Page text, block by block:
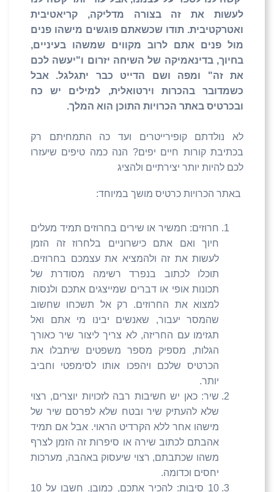
לעשות את זה בצורה מדליקה, קריאטיבית
ואטרקטיבית. תודו שכשאתם פוגשים מישהו פנים
מול פנים אתם לרוב מקווים שמשהו בעיניים,
בחיוך, בדינאמיקה של השיחה יזרום ו"יעשה לכם
את זה" ומפה ושם הדייט כבר יתגלגל. אבל
כשמדובר בהכרות וירטואלית, למילים יש כח
ובכרטיס באתר הכרויות התוכן הוא המלך.
לא נולדתם קופירייטרים ועד כה התמחיתם רק
בכתיבת קורות חיים יפים? הנה כמה טיפים שיעזרו
לכם להיות יותר יצירתיים ולהציג
באתר הכרויות כרטיס מושך במיוחד:
חרוזים: חמשיר או שירים בחרוזים תמיד מעלים
חיוך ואם אתם כישרוניים בלחרוז זה הזמן
לעשות את זה ולהמציא את עצמכם בחרוזים.
תוכלו לכתוב בנפרד רשימה מסודרת של
תכונות אופי או דברים שמייצגים אתכם ולנסות
למצוא את החרוזים. רק אל תשכחו שחשוב
שהמסר יעבור, שאנשים יבינו מי אתם ואל
תגזימו עם החריזה, לא צריך ליצור שיר כאורך
הגלות, מספיק מספר משפטים שיתבלו את
הכרטיס שלכם ויהפכו אותו לסימפטי וחביב
יותר.
שיר: כאן יש חשיבות רבה לזכויות יוצרים, רצוי
שלא להעתיק שיר ובטח שלא לפרסם שיר של
מישהו אחר ללא הקרדיט הראוי. אבל אם תמיד
אהבתם לכתוב שירה או סיפרות זה הזמן לצרף
משהו שכתבתם, רצוי שיעסוק באהבה, מערכות
יחסים וכדומה.
10 סיבות: להכיר אתכם, כמובן. חשבו על 10